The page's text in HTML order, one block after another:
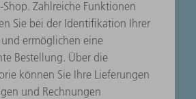
Shop. Zahlreiche Funktionen
Sie bei der Identifikation Ihrer
und ermöglichen eine
Bestellung. Über die
können Sie Ihre Lieferungen
und Rechnungen